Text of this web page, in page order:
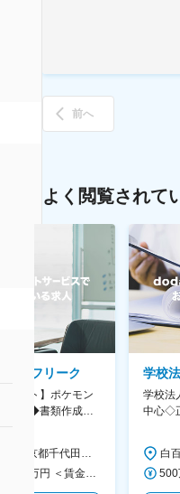
前へ
よく閲覧されて
ームフリーク
タント】ポケモン
企業◆書類作成・
学校
学校法
中心◇